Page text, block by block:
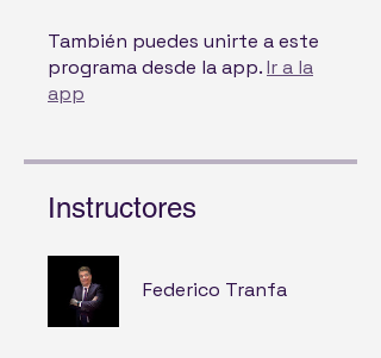
También puedes unirte a este
programa desde la app.Ir a la
app
Instructores
Federico Tranfa